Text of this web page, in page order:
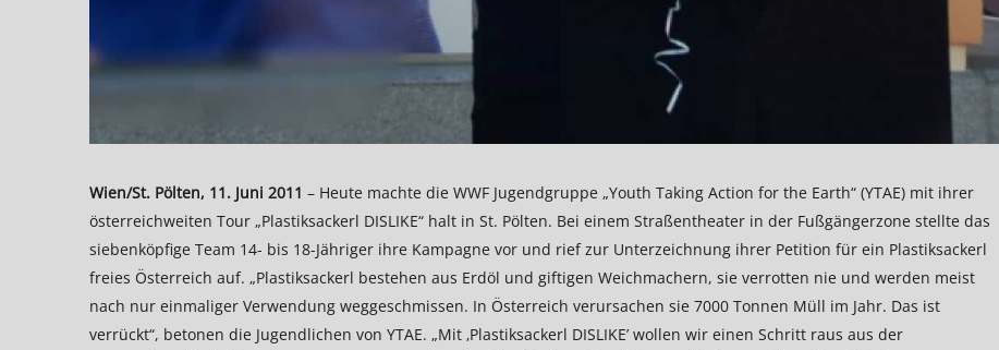
Wien/St. Pölten, 11. Juni 2011 – Heute machte die WWF Jugendgruppe „Youth Taking Action for the Earth“ (YTAE) mit ihrer
österreichweiten Tour „Plastiksackerl DISLIKE“ halt in St. Pölten. Bei einem Straßentheater in der Fußgängerzone stellte das
siebenköpfige Team 14- bis 18-Jähriger ihre Kampagne vor und rief zur Unterzeichnung ihrer Petition für ein Plastiksackerl
freies Österreich auf. „Plastiksackerl bestehen aus Erdöl und giftigen Weichmachern, sie verrotten nie und werden meist
nach nur einmaliger Verwendung weggeschmissen. In Österreich verursachen sie 7000 Tonnen Müll im Jahr. Das ist
verrückt“, betonen die Jugendlichen von YTAE. „Mit ‚Plastiksackerl DISLIKE’ wollen wir einen Schritt raus aus der